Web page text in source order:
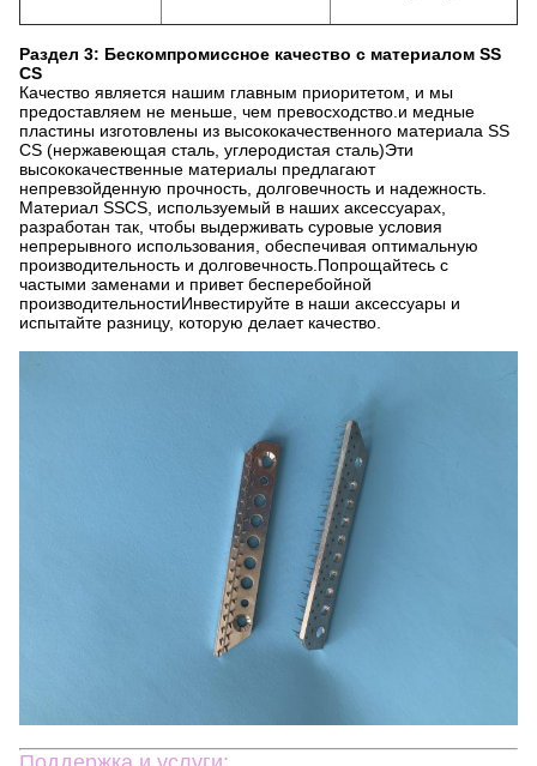
Раздел 3: Бескомпромиссное качество с материалом SS
CS
Качество является нашим главным приоритетом, и мы
предоставляем не меньше, чем превосходство.и медные
пластины изготовлены из высококачественного материала SS
CS (нержавеющая сталь, углеродистая сталь)Эти
высококачественные материалы предлагают
непревзойденную прочность, долговечность и надежность.
Материал SSCS, используемый в наших аксессуарах,
разработан так, чтобы выдерживать суровые условия
непрерывного использования, обеспечивая оптимальную
производительность и долговечность.Попрощайтесь с
частыми заменами и привет бесперебойной
производительностиИнвестируйте в наши аксессуары и
испытайте разницу, которую делает качество.